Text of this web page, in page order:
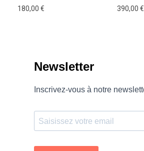
180,00 € 390,00 €